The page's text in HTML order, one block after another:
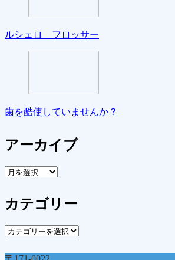
ルシェロ フロッサー
歯を酷使していませんか？
アーカイブ
ア
カ
イ
カテゴリー
カ
ゴ